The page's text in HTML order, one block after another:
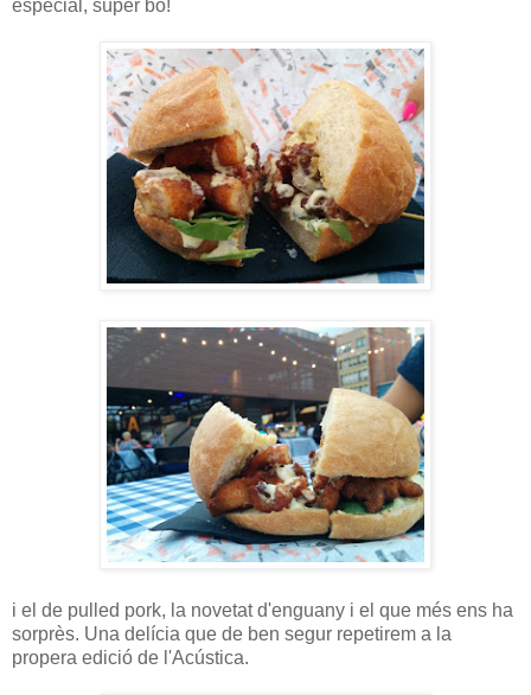
especial, súper bo!
i el de pulled pork, la novetat d'enguany i el que més ens ha
sorprès. Una delícia que de ben segur repetirem a la
propera edició de l'Acústica.